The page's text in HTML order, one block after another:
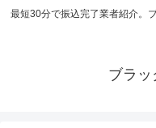
最短30分で振込完了業者紹介。
ブラ